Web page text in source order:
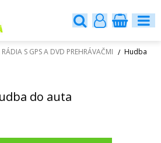
S GPS A DVD PREHRÁVAČMI
Hudba
do auta